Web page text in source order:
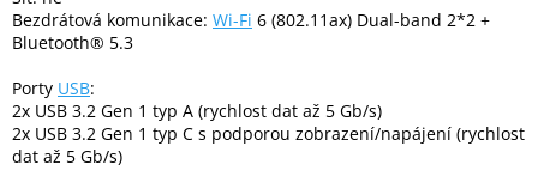
Bezdrátová komunikace: Wi-Fi 6 (802.11ax) Dual-band 2*2 +
Bluetooth® 5.3
Porty USB:
2x USB 3.2 Gen 1 typ A (rychlost dat až 5 Gb/s)
2x USB 3.2 Gen 1 typ C s podporou zobrazení/napájení (rychlost
dat až 5 Gb/s)